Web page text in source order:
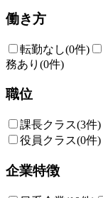
働き方
転勤なし(0件)
務あり (0件)
職位
課長クラス(3件)
役員クラス(0件)
企業特徴